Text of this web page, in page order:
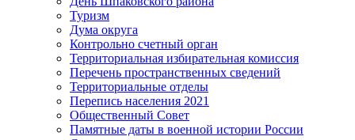
Туризм
Дума округа
Контрольно счетный орган
Территориальная избирательная комиссия
Перечень пространственных сведений
Территориальные отделы
Перепись населения 2021
Общественный Совет
Памятные даты в военной истории России